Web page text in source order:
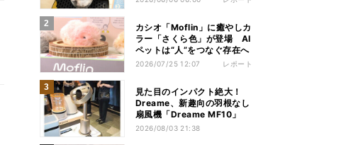
カシオ「Moflin」に癒やしカ
ラー「さくら色」が登場 AI
ペットは“人”をつなぐ存在へ
2026/07/25 12:07 レポート
見た目のインパクト絶大！
Dreame、新趣向の羽根なし
扇風機「Dreame MF10」
2026/08/03 21:38